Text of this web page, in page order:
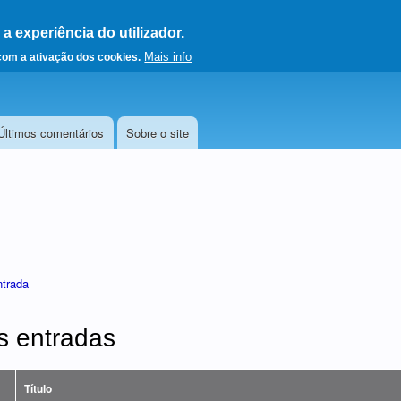
experiência do utilizador.
a ativação dos cookies. Mais info
página principal
comentários Sobre o site
entradas
Título